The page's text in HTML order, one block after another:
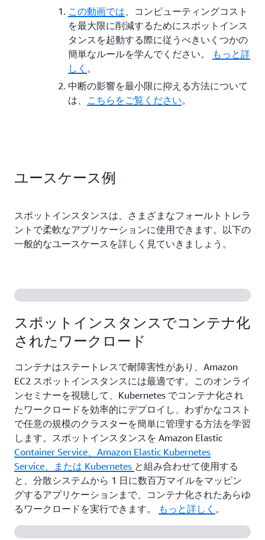
この動画では、コンピューティングコスト
を最大限に削減するためにスポットインス
タンスを起動する際に従うべきいくつかの
簡単なルールを学んでください。
もっと詳
しく 。
中断の影響を最小限に抑える方法について
は、
こちらをご覧ください。
ユースケース例
スポットインスタンスは、さまざまなフォールトトレラ
ントで柔軟なアプリケーションに使用できます。以下の
一般的なユースケースを詳しく見ていきましょう。
スポットインスタンスでコンテナ化
されたワークロード
コンテナはステートレスで耐障害性があり、Amazon
EC2 スポットインスタンスには最適です。このオンライ
ンセミナーを視聴して、Kubernetes でコンテナ化され
たワークロードを効率的にデプロイし、わずかなコスト
で任意の規模のクラスターを簡単に管理する方法を学習
します。スポットインスタンスを Amazon Elastic
Container Service、Amazon Elastic Kubernetes
Service、または Kubernetes と組み合わせて使用する
と、分散システムから 1 日に数百万マイルをマッピン
グするアプリケーションまで、コンテナ化されたあらゆ
るワークロードを実行できます。
もっと詳しく 。